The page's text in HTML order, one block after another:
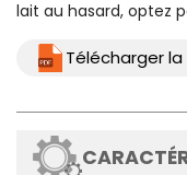
lait au hasard, optez
Télécharger